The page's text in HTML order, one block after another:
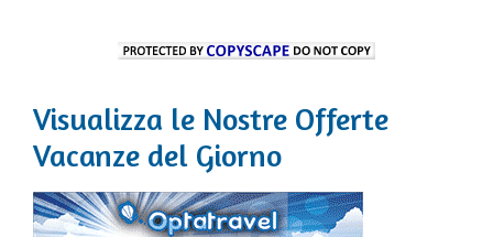
Visualizza le Nostre Offerte
Vacanze del Giorno